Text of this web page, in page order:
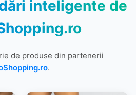
inteligente de
de produse din partenerii
.